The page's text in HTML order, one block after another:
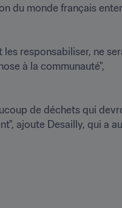
du monde français
responsabiliser, ne
à la communauté",
de déchets qui
ajoute Desailly, qui a